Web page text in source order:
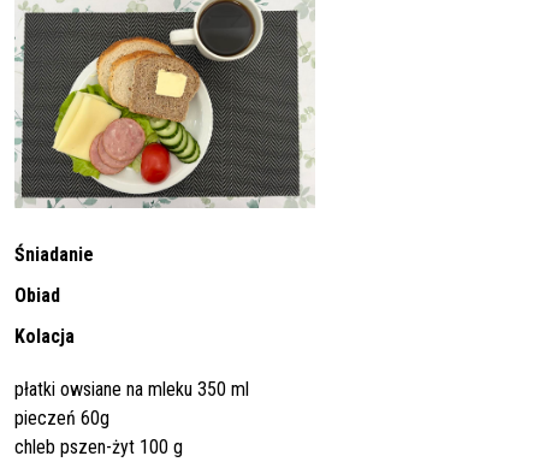
Śniadanie
Obiad
Kolacja
płatki owsiane na mleku 350 ml
pieczeń 60g
chleb pszen-żyt 100 g